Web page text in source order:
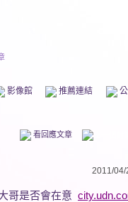
影像館 推薦連結 公
看回應文章
2011/
哥是否會在意